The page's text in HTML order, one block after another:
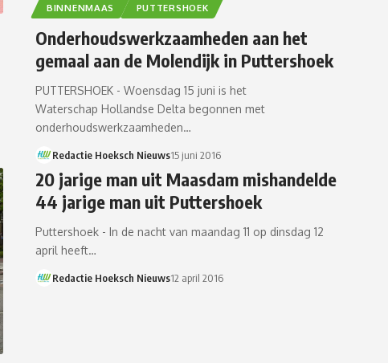
BINNENMAAS PUTTERSHOEK
Onderhoudswerkzaamheden aan het
gemaal aan de Molendijk in Puttershoek
PUTTERSHOEK - Woensdag 15 juni is het
Waterschap Hollandse Delta begonnen met
onderhoudswerkzaamheden…
Redactie Hoeksch Nieuws15 juni 2016
20 jarige man uit Maasdam mishandelde
44 jarige man uit Puttershoek
Puttershoek - In de nacht van maandag 11 op dinsdag 12
april heeft…
Redactie Hoeksch Nieuws12 april 2016